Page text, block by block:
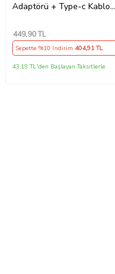
Adaptörü + Type-c Kablo
Tüm Telefonlara Uyumlu
Şarj Aleti Set Sarj Cihazi
Sarj Kablosu Sarz Cihazi
(Beyaz)
449,90 TL
Sepette %10 İndirim 404,91 TL
43,19 TL'den Başlayan Taksitlerle